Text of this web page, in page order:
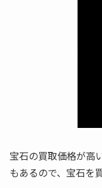
宝石の買取価格が高
もあるので、宝石を